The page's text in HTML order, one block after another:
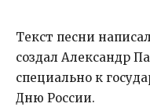
Текст песни
создал Александр
специально к
Дню России.